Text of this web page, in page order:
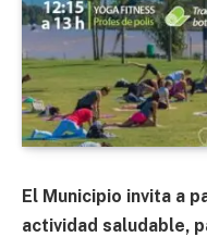
El Municipio invita a
actividad saludable,